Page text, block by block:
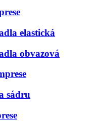
elastická
obvazová
sádru